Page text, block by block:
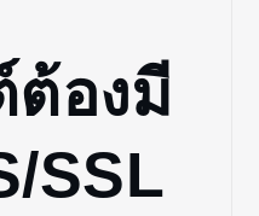
ต้องมี
SSL